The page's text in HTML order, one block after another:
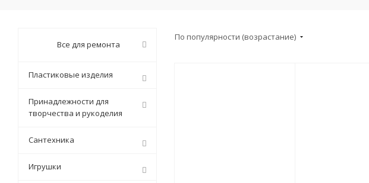
По популярности (возрастание)
Все для ремонта
Пластиковые изделия
Принадлежности для
творчества и рукоделия
Сантехника
Игрушки